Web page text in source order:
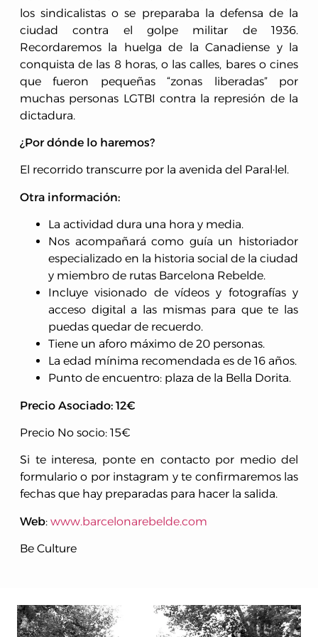
los sindicalistas o se preparaba la defensa de la
ciudad contra el golpe militar de 1936.
Recordaremos la huelga de la Canadiense y la
conquista de las 8 horas, o las calles, bares o cines
que fueron pequeñas “zonas liberadas” por
muchas personas LGTBI contra la represión de la
dictadura.
¿Por dónde lo haremos?
El recorrido transcurre por la avenida del Paral·lel.
Otra información:
La actividad dura una hora y media.
Nos acompañará como guía un historiador
especializado en la historia social de la ciudad
y miembro de rutas Barcelona Rebelde.
Incluye visionado de vídeos y fotografías y
acceso digital a las mismas para que te las
puedas quedar de recuerdo.
Tiene un aforo máximo de 20 personas.
La edad mínima recomendada es de 16 años.
Punto de encuentro: plaza de la Bella Dorita.
Precio Asociado: 12€
Precio No socio: 15€
Si te interesa, ponte en contacto por medio del
formulario o por instagram y te confirmaremos las
fechas que hay preparadas para hacer la salida.
Web: www.barcelonarebelde.com
Be Culture